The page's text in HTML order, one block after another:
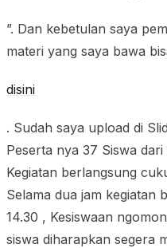
”. Dan kebetulan saya
materi yang saya bawa
disini
. Sudah saya upload di
Peserta nya 37 Siswa
Kegiatan berlangsung
Selama dua jam kegiatan
14.30 , Kesiswaan
siswa diharapkan segera